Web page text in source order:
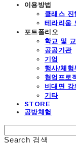
이용방법
클래스 진
테라리움
포트폴리오
학교 및
공공기관
기업
행사/체험
협업프로
비대면 강
기타
STORE
공방체험
Search 검색